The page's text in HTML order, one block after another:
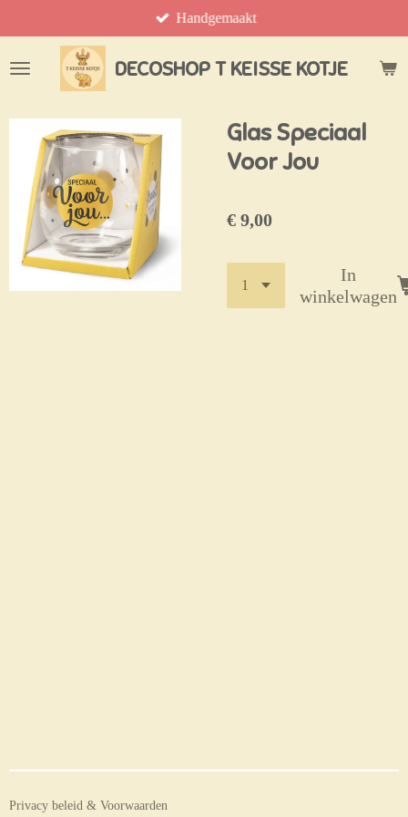
direct
naar
DECOSHOP T KEISSE KOTJE
Handgemaakt
Glas Speciaal
Voor Jou
€ 9,00
In
winkelwagen
Privacy beleid & Voorwaarden